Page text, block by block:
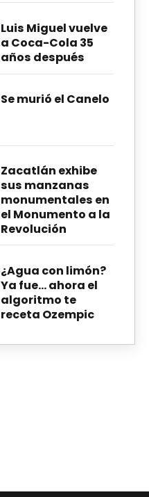
Luis Miguel vuelve
a Coca-Cola 35
años después
Se murió el Canelo
Zacatlán exhibe
sus manzanas
monumentales en
el Monumento a la
Revolución
¿Agua con limón?
Ya fue… ahora el
algoritmo te
receta Ozempic